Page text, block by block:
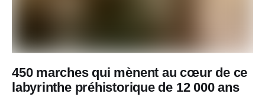
450 marches qui mènent au cœur de ce
labyrinthe préhistorique de 12 000 ans